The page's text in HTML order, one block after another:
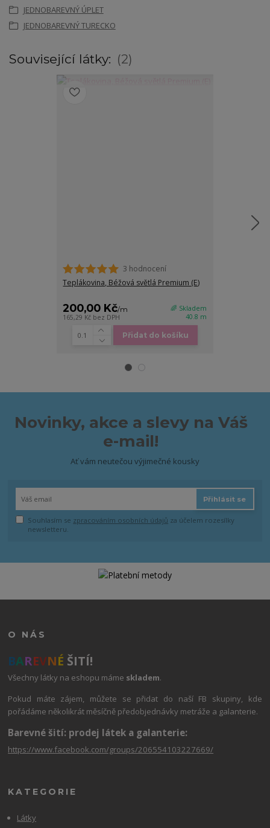
JEDNOBAREVNÝ ÚPLET
JEDNOBAREVNÝ TURECKO
Související látky: 2
3 hodnocení
Teplákovina, Béžová světlá Premium (E)
200,00 Kč/m
165,29 Kč bez DPH
🌈 Skladem
40.8 m
Přidat do košíku
Novinky, akce a slevy na Váš
e-mail!
Ať vám neutečou výjimečné kousky
Přihlásit se
Souhlasím se zpracováním osobních údajů za účelem rozesílky
newsletteru.
O NÁS
BAREVNÉ ŠITÍ!
Všechny látky na eshopu máme skladem.
Pokud máte zájem, můžete se přidat do naší FB skupiny, kde
pořádáme několikrát měsíčně předobjednávky metráže a galanterie.
Barevné šití: prodej látek a galanterie:
https://www.facebook.com/groups/206554103227669/
KATEGORIE
Látky